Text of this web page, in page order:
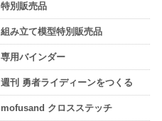
特別販売品
組み立て模型特別販売品
専用バインダー
週刊 勇者ライディーンをつくる
mofusand クロスステッチ